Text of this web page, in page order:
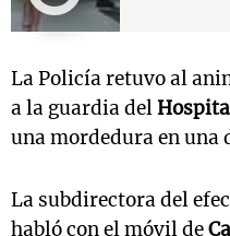
La Policía retuvo al
a la guardia del
una mordedura en una
La subdirectora del
habló con el móvil de